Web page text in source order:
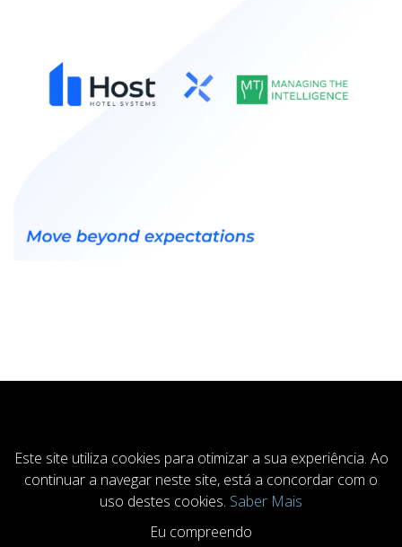
Este site utiliza cookies para otimizar a sua experiência. Ao
continuar a navegar neste site, está a concordar com o
uso destes cookies. Saber Mais
Eu compreendo